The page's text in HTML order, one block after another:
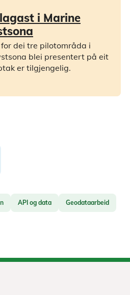
i Marine
dei tre pilotområda i
blei presentert på eit
er tilgjengelig.
API og data Geodataarbeid